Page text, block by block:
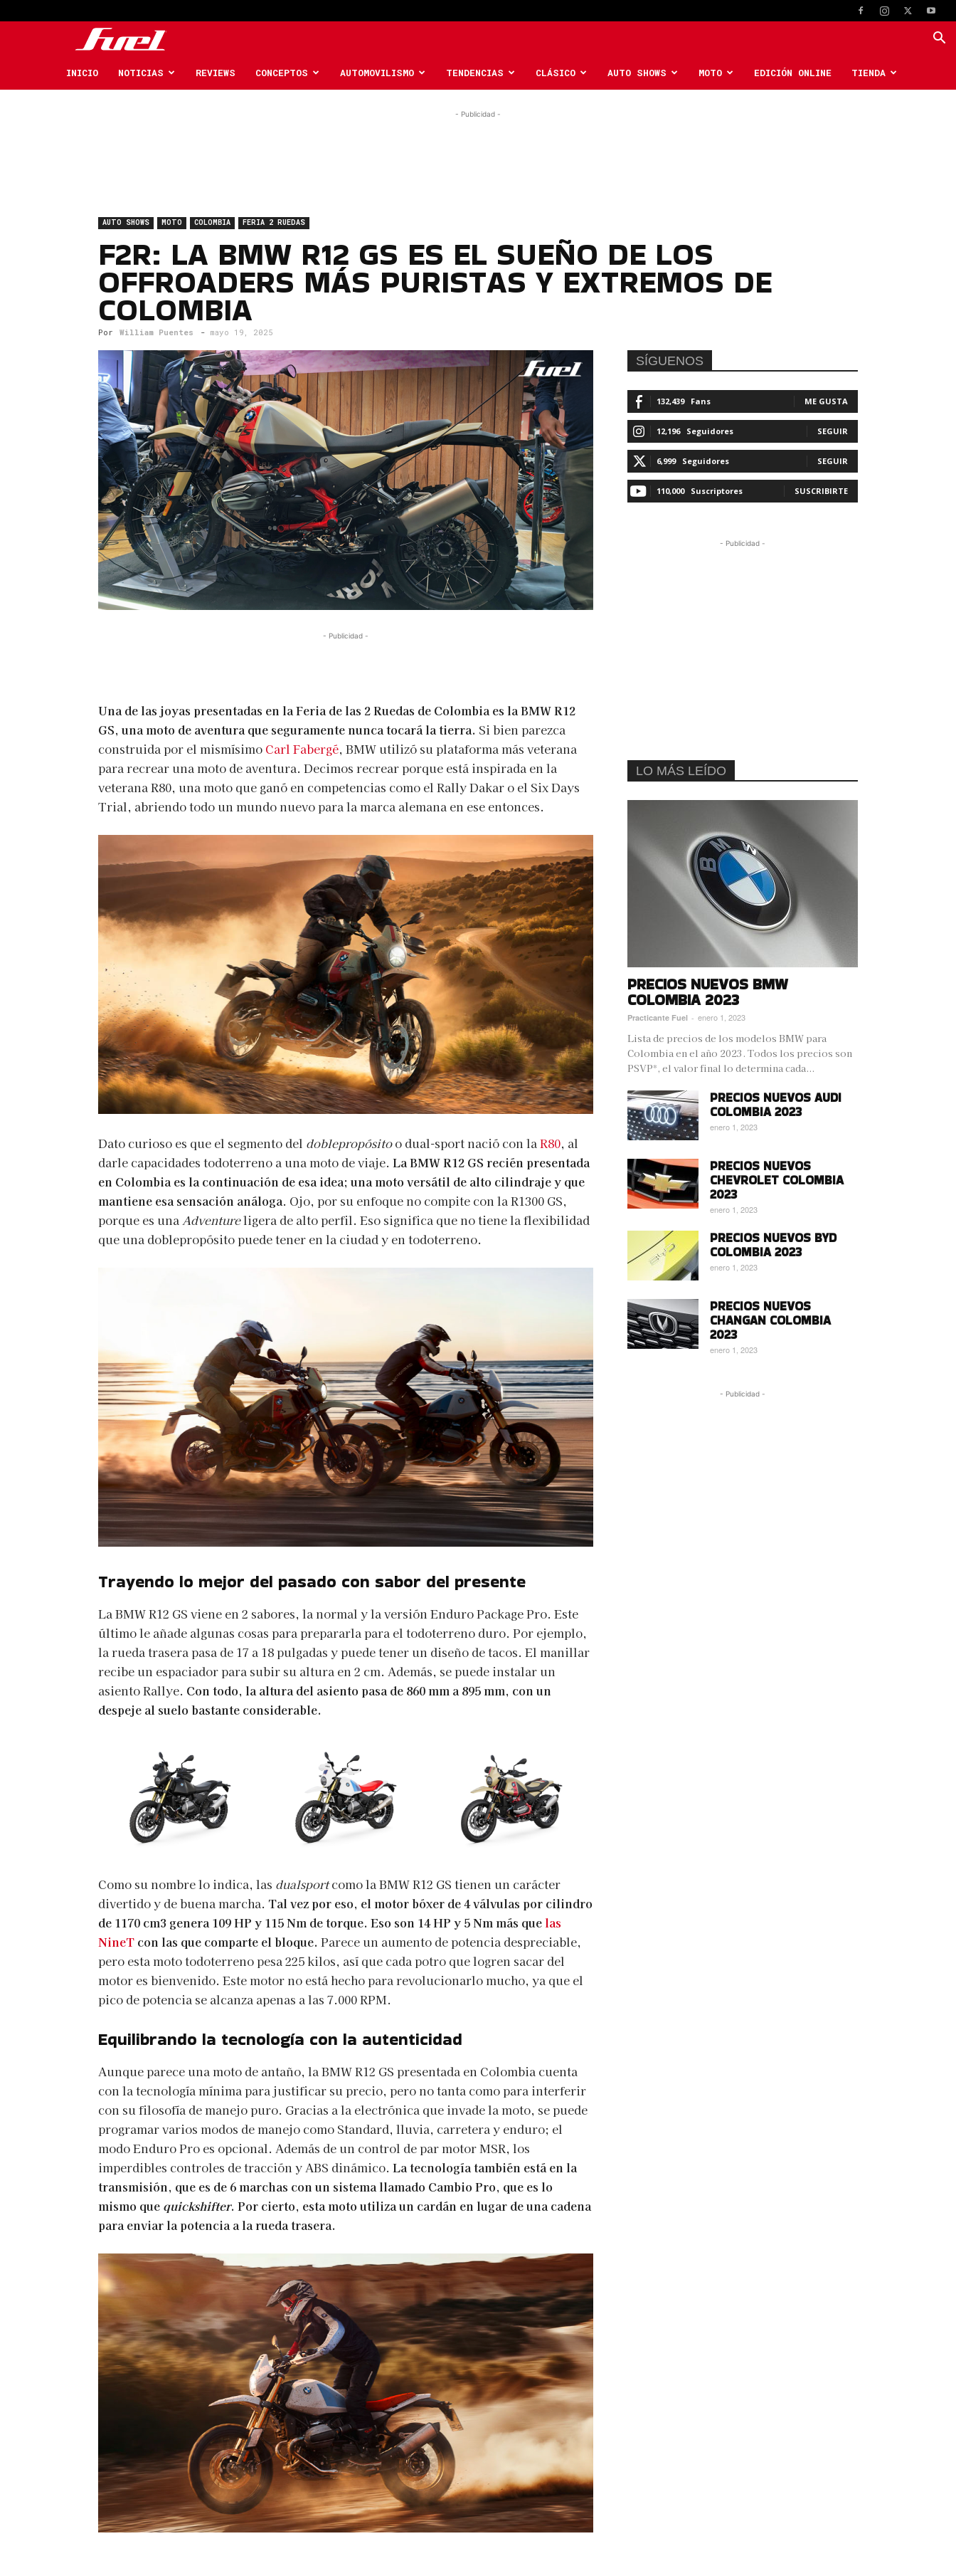
Car
INICIO NOTICIAS REVIEWS CONCEPTOS AUTOMOVILISMO TENDENCIAS CLÁSICO AUTO SHOWS MOTO EDICIÓN ONLINE TIENDA
- Publicidad -
AUTO SHOWS MOTO COLOMBIA FERIA 2 RUEDAS
F2R: LA BMW R12 GS ES EL SUEÑO DE LOS
OFFROADERS MÁS PURISTAS Y EXTREMOS DE
COLOMBIA
Por William Puentes - mayo 19, 2025
- Publicidad -
Una de las joyas presentadas en la Feria de las 2 Ruedas de Colombia es la BMW R12
GS, una moto de aventura que seguramente nunca tocará la tierra. Si bien parezca
construida por el mismísimo Carl Fabergé, BMW utilizó su plataforma más veterana
para recrear una moto de aventura. Decimos recrear porque está inspirada en la
veterana R80, una moto que ganó en competencias como el Rally Dakar o el Six Days
Trial, abriendo todo un mundo nuevo para la marca alemana en ese entonces.
Dato curioso es que el segmento del doblepropósitoo dual-sport nació con laR80, al
darle capacidades todoterreno a una moto de viaje. La BMW R12 GS recién presentada
en Colombia es la continuación de esa idea; una moto versátil de alto cilindraje y que
mantiene esa sensación análoga. Ojo, por su enfoque no compite con la R1300 GS,
porque es unaAdventureligera de alto perfil. Eso significa que no tiene la flexibilidad
que una doblepropósito puede tener en la ciudad y en todoterreno.
Trayendo lo mejor del pasado con sabor del presente
La BMW R12 GS viene en 2 sabores, la normal y la versión Enduro Package Pro. Este
último le añade algunas cosas para prepararla para el todoterreno duro. Por ejemplo,
la rueda trasera pasa de 17 a 18 pulgadas y puede tener un diseño de tacos. El manillar
recibe un espaciador para subir su altura en 2 cm. Además, se puede instalar un
asiento Rallye. Con todo, la altura del asiento pasa de 860 mm a 895 mm, con un
despeje al suelo bastante considerable.
Como su nombre lo indica, las dualsportcomo la BMW R12 GS tienen un carácter
divertido y de buena marcha. Tal vez por eso, el motor bóxer de 4 válvulas por cilindro
de 1170 cm3 genera 109 HP y 115 Nm de torque. Eso son 14 HP y 5 Nm más que las
NineT con las que comparte el bloque. Parece un aumento de potencia despreciable,
pero esta moto todoterreno pesa 225 kilos, así que cada potro que logren sacar del
motor es bienvenido. Este motor no está hecho para revolucionarlo mucho, ya que el
pico de potencia se alcanza apenas a las 7.000 RPM.
Equilibrando la tecnología con la autenticidad
Aunque parece una moto de antaño, la BMW R12 GS presentada en Colombia cuenta
con la tecnología mínima para justificar su precio, pero no tanta como para interferir
con su filosofía de manejo puro. Gracias a la electrónica que invade la moto, se puede
programar varios modos de manejo como Standard, lluvia, carretera y enduro; el
modo Enduro Pro es opcional. Además de un control de par motor MSR, los
imperdibles controles de tracción y ABS dinámico. La tecnología también está en la
transmisión, que es de 6 marchas con un sistema llamado Cambio Pro, que es lo
mismo que quickshifter. Por cierto, esta moto utiliza un cardán en lugar de una cadena
para enviar la potencia a la rueda trasera.
SÍGUENOS
132,439 Fans ME GUSTA
12,196 Seguidores SEGUIR
6,999 Seguidores SEGUIR
110,000 Suscriptores SUSCRIBIRTE
- Publicidad -
LO MÁS LEÍDO
PRECIOS NUEVOS BMW
COLOMBIA 2023
Practicante Fuel - enero 1, 2023
Lista de precios de los modelos BMW para
Colombia en el año 2023. Todos los precios son
PSVP*, el valor final lo determina cada...
PRECIOS NUEVOS AUDI
COLOMBIA 2023
enero 1, 2023
PRECIOS NUEVOS
CHEVROLET COLOMBIA
2023
enero 1, 2023
PRECIOS NUEVOS BYD
COLOMBIA 2023
enero 1, 2023
PRECIOS NUEVOS
CHANGAN COLOMBIA
2023
enero 1, 2023
- Publicidad -